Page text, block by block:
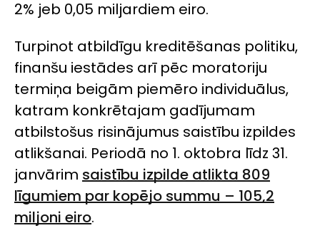
2% jeb 0,05 miljardiem eiro.
Turpinot atbildīgu kreditēšanas politiku,
finanšu iestādes arī pēc moratoriju
termiņa beigām piemēro individuālus,
katram konkrētajam gadījumam
atbilstošus risinājumus saistību izpildes
atlikšanai. Periodā no 1. oktobra līdz 31.
janvārim saistību izpilde atlikta 809
līgumiem par kopējo summu – 105,2
miljoni eiro.